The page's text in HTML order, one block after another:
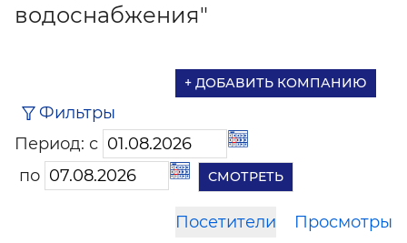
водоснабжения"
+ ДОБАВИТЬ КОМПАНИЮ
Фильтры
Период: с
по
Посетители Просмотры